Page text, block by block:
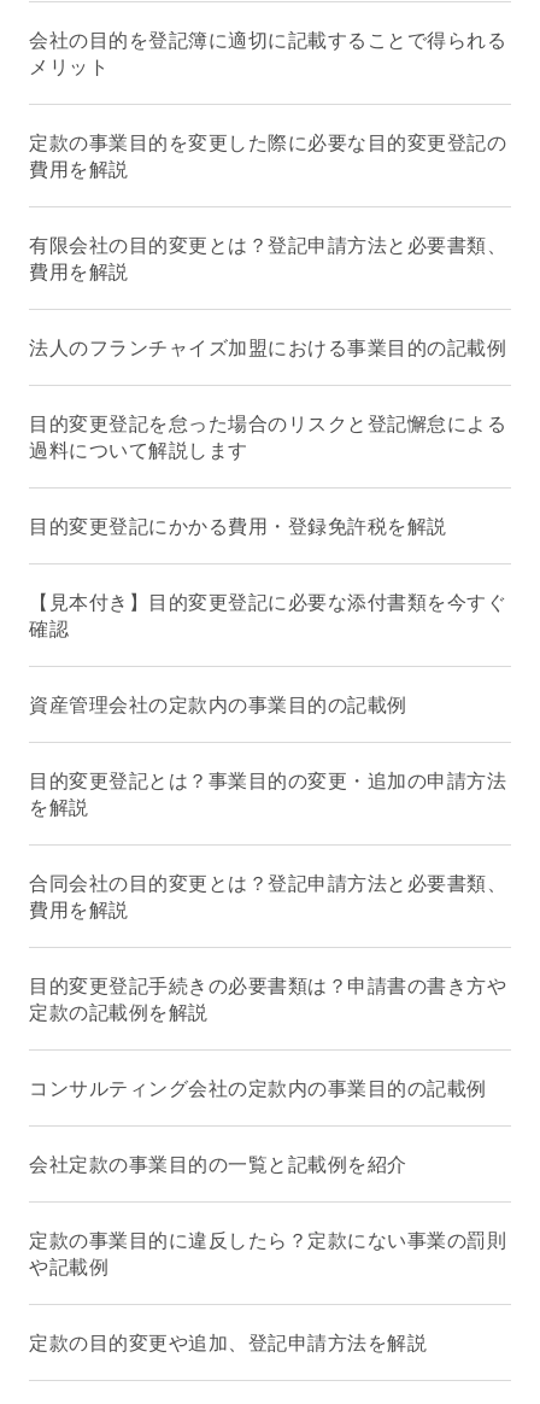
会社の目的を登記簿に適切に記載することで得られる
メリット
定款の事業目的を変更した際に必要な目的変更登記の
費用を解説
有限会社の目的変更とは？登記申請方法と必要書類、
費用を解説
法人のフランチャイズ加盟における事業目的の記載例
目的変更登記を怠った場合のリスクと登記懈怠による
過料について解説します
目的変更登記にかかる費用・登録免許税を解説
【見本付き】目的変更登記に必要な添付書類を今すぐ
確認
資産管理会社の定款内の事業目的の記載例
目的変更登記とは？事業目的の変更・追加の申請方法
を解説
合同会社の目的変更とは？登記申請方法と必要書類、
費用を解説
目的変更登記手続きの必要書類は？申請書の書き方や
定款の記載例を解説
コンサルティング会社の定款内の事業目的の記載例
会社定款の事業目的の一覧と記載例を紹介
定款の事業目的に違反したら？定款にない事業の罰則
や記載例
定款の目的変更や追加、登記申請方法を解説